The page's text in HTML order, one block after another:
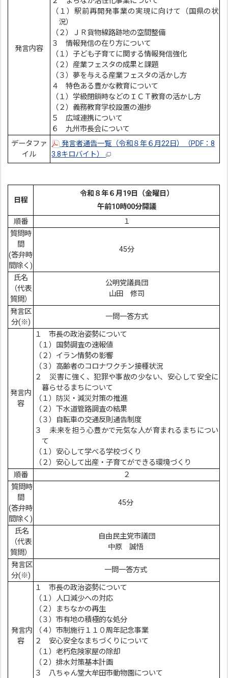
発言内容
（１）駅前再開発事業の実現に向けて（国県の状
況）
（２）ＪＲ貨物線路跡地の空間整備
３ 情報発信の在り方について
（１）子ども子育てに関する情報発信強化
（２）産業フェスタの成果と課題
（３）夢を与える産業フェスタの活かし方
４ 特色ある豊かな教育について
（１）学級閉鎖時などのＩＣＴ教育の活かし方
（２）義務教育学校設置の進捗
５ 広域連携について
６ 九州市長会について
データファ
イル
発言者通告一覧（令和８年６月22日）（PDF：8
3.8キロバイト）
日程
令和８年６月19日（金曜日）
午前10時00分開議
順番
１
質問時
間
(答弁時
間除く)
45分
氏名
（代表
質問）
公明党議員団
山田 修司
発言区
分(※)
一問一答方式
発言内
容
１ 市長の政治姿勢について
（１）国勢調査の速報値
（２）イラン情勢の影響
（３）高齢者のコロナワクチン接種状況
２ 災害に強く、犯罪や事故の少ない、安心して安全に
暮らせるまちについて
（１）防災・減災対策の推進
（２）下水道管路調査の結果
（３）自転車の交通反則通告制度
３ 未来を担う心豊かで元気な人が育まれるまちについ
て
（１）安心して学べる学校づくり
（２）安心して出産・子育てができる環境づくり
順番
２
質問時
間
(答弁時
間除く)
45分
氏名
（代表
質問）
自由民主党市議団
中原 誠悟
発言区
分(※)
一問一答方式
発言内
容
１ 市長の政治姿勢について
（１）人口減少への対応
（２）まちなかの再生
（３）市有地の積極的な処分
（４）市制施行１１０周年記念事業
２ 安心安全なまちづくりについて
（１）老朽危険家屋の除却
（２）排水対策基本計画
３ 八ちゃん堂大牟田市動物園について